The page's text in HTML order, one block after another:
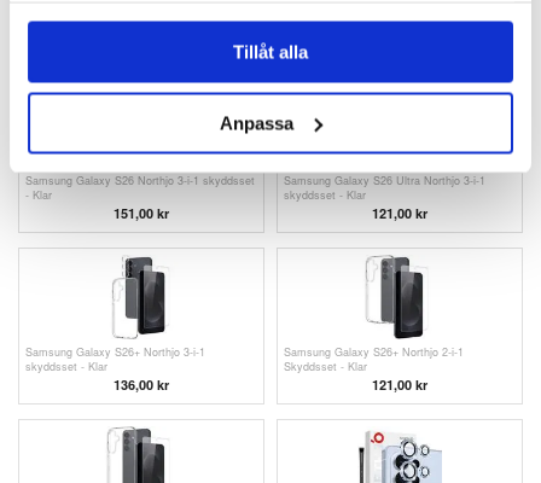
Tillåt alla
Anpassa
avtagbart plånboksfodral - MagSafe-
plånboksfodral med roterande korthållare - Blå
Samsung Galaxy S26 Northjo 3-i-1 skyddsset
- Klar
151,00 kr
Samsung Galaxy S26 Ultra Northjo 3-i-1
skyddsset - Klar
121,00 kr
Samsung Galaxy S26+ Northjo 3-i-1
skyddsset - Klar
136,00 kr
Samsung Galaxy S26+ Northjo 2-i-1
Skyddsset - Klar
121,00 kr